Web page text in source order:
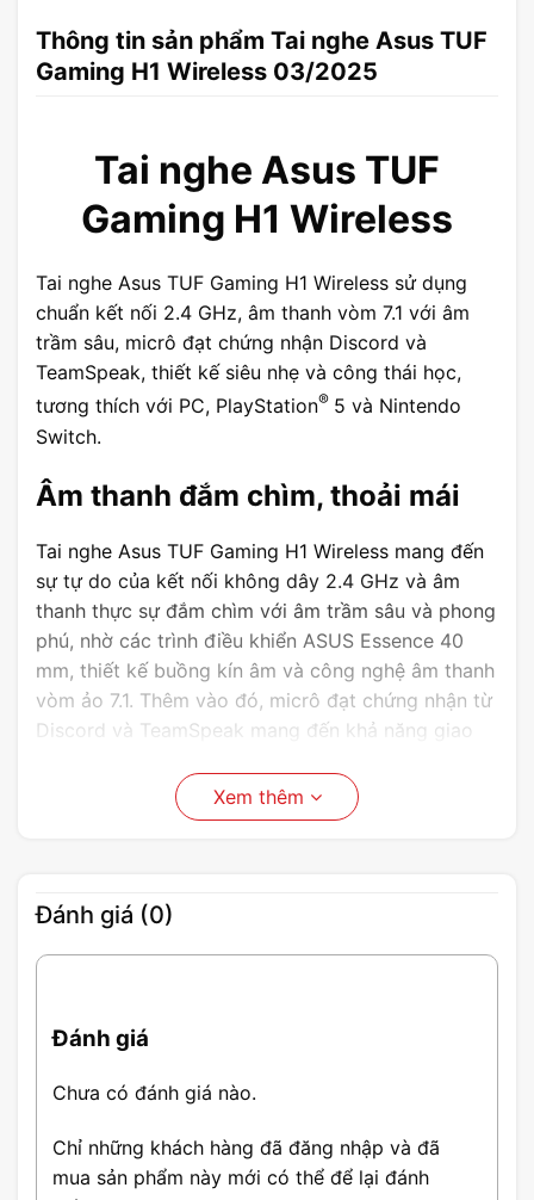
Thông tin sản phẩm Tai nghe Asus TUF
Gaming H1 Wireless 03/2025
Tai nghe Asus TUF
Gaming H1 Wireless
Tai nghe Asus TUF Gaming H1 Wireless sử dụng
chuẩn kết nối 2.4 GHz, âm thanh vòm 7.1 với âm
trầm sâu, micrô đạt chứng nhận Discord và
TeamSpeak, thiết kế siêu nhẹ và công thái học,
tương thích với PC, PlayStation® 5 và Nintendo
Switch.
Âm thanh đắm chìm, thoải mái
Tai nghe Asus TUF Gaming H1 Wireless mang đến
sự tự do của kết nối không dây 2.4 GHz và âm
thanh thực sự đắm chìm với âm trầm sâu và phong
phú, nhờ các trình điều khiển ASUS Essence 40
mm, thiết kế buồng kín âm và công nghệ âm thanh
vòm ảo 7.1. Thêm vào đó, micrô đạt chứng nhận từ
Discord và TeamSpeak mang đến khả năng giao
phần khung được thiết kế nhẹ, đảm bảo sự thoải
mái cho người dùng.
thấp
Xem thêm
Đánh giá (0)
Đánh giá
Chưa có đánh giá nào.
Chỉ những khách hàng đã đăng nhập và đã
mua sản phẩm này mới có thể để lại đánh